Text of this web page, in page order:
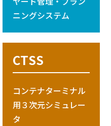
ニングシステム
CTSS
コンテナターミナル
用３次元シミュレー
タ